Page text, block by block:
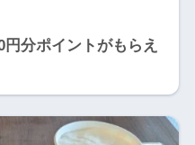
分ポイントがもらえ